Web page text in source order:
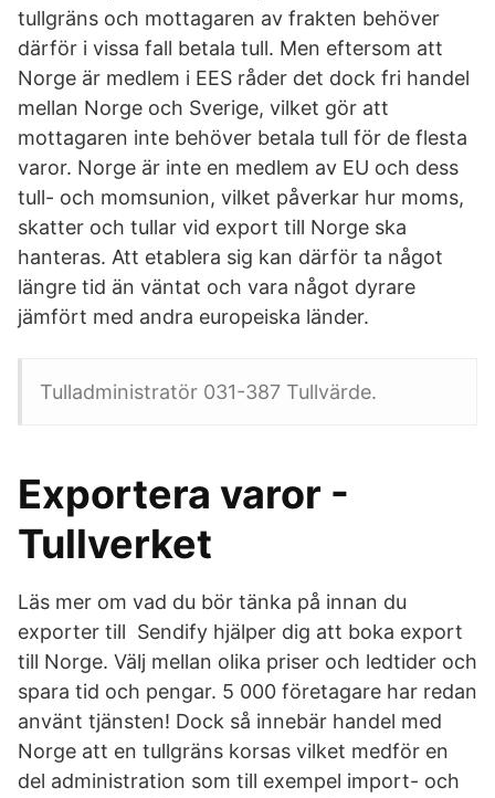
tullgräns och mottagaren av frakten behöver
därför i vissa fall betala tull. Men eftersom att
Norge är medlem i EES råder det dock fri handel
mellan Norge och Sverige, vilket gör att
mottagaren inte behöver betala tull för de flesta
varor. Norge är inte en medlem av EU och dess
tull- och momsunion, vilket påverkar hur moms,
skatter och tullar vid export till Norge ska
hanteras. Att etablera sig kan därför ta något
längre tid än väntat och vara något dyrare
jämfört med andra europeiska länder.
Tulladministratör 031-387 Tullvärde.
Exportera varor -
Tullverket
Läs mer om vad du bör tänka på innan du
exporter till Sendify hjälper dig att boka export
till Norge. Välj mellan olika priser och ledtider och
spara tid och pengar. 5 000 företagare har redan
använt tjänsten! Dock så innebär handel med
Norge att en tullgräns korsas vilket medför en
del administration som till exempel import- och